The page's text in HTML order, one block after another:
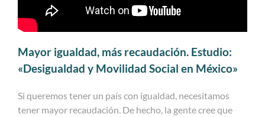
Mayor igualdad, más recaudación. Estudio:
«Desigualdad y Movilidad Social en México»
Si queremos tener un país con igualdad, necesitamos
tener mayor recaudación. De hecho, la gente cree que